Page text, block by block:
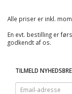
Alle priser er inkl.
En evt. bestilling er
godkendt af os.
TILMELD
Email-